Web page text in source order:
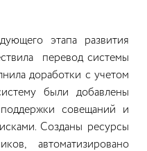
этапа развития
перевод системы
доработки с учетом
были добавлены
совещаний и
Созданы ресурсы
автоматизировано